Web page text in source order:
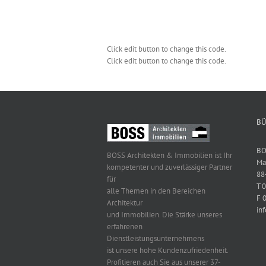
Click edit button to change this code.
Click edit button to change this code.
BOSS Architekten & Immobilien ist Ihr
kompetenter und zuverlässiger Partner
für
alle Themen in den Bereichen
Architektur
und Immobilien. Die Stärke unseres
erfahrenen
Dienstleistungsunternehmens
ist unsere hohe Kundenzufriedenheit.
Profitieren auch Sie aus unserer 37-
T
F